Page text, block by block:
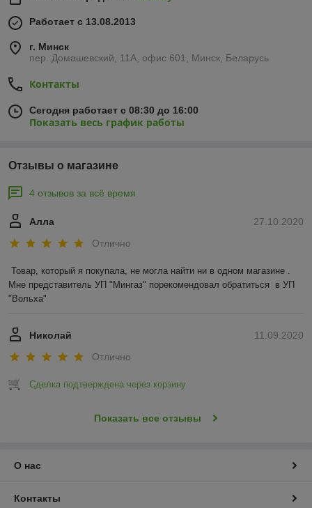
Работает с 13.08.2013
г. Минск
пер. Домашевский, 11А, офис 601, Минск, Беларусь
Контакты
Сегодня работает с 08:30 до 16:00
Показать весь график работы
Отзывы о магазине
4 отзывов за всё время
27.10.2020
Алла
Отлично
Товар, который я покупала, не могла найти ни в одном магазине .
Мне представитель УП "Мингаз" порекомендовал обратиться  в УП
"Вольха"
11.09.2020
Николай
Отлично
Сделка подтверждена через корзину
Показать все отзывы
О нас
Контакты